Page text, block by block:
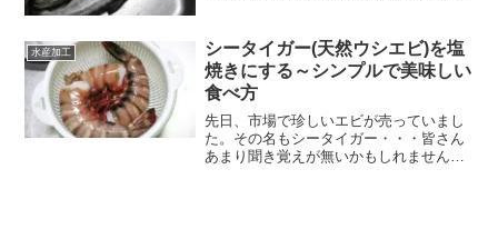
のオスを二本買ってきました。一尾1500
円・・・もう高いか安...
水産加工
シータイガー(天然ウシエビ)を塩
焼きにする～シンプルで美味しい
食べ方
先日、市場で珍しいエビが売っていまし
た。その名もシータイガー・・・皆さん
あまり聞き覚えが無いかもしれません。